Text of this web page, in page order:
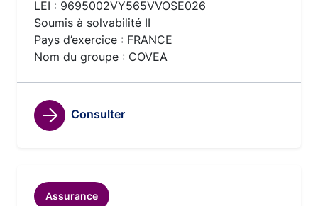
LEI : 9695002VY565VVOSE026
Soumis à solvabilité II
Pays d’exercice : FRANCE
Nom du groupe : COVEA
Consulter
Assurance